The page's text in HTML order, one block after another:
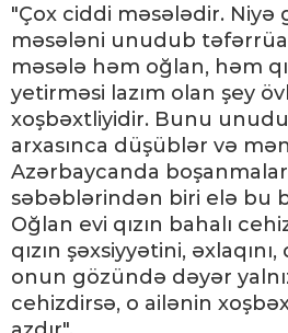
"Çox ciddi məsələdir. Niyə
məsələni unudub
məsələ həm oğlan, həm
yetirməsi lazım olan şey
xoşbəxtliyidir. Bunu
arxasınca düşüblər və
Azərbaycanda
səbəblərindən biri elə bu
Oğlan evi qızın bahalı
qızın şəxsiyyətini,
onun gözündə dəyər
cehizdirsə, o ailənin